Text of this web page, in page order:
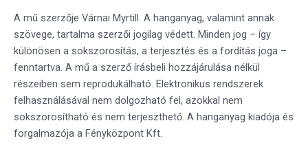
A mű szerzője Várnai Myrtill. A hanganyag, valamint annak
szövege, tartalma szerzői jogilag védett. Minden jog – így
különösen a sokszorosítás, a terjesztés és a fordítás joga –
fenntartva. A mű a szerző írásbeli hozzájárulása nélkül
részeiben sem reprodukálható. Elektronikus rendszerek
felhasználásával nem dolgozható fel, azokkal nem
sokszorosítható és nem terjeszthető. A hanganyag kiadója és
forgalmazója a Fényközpont Kft.